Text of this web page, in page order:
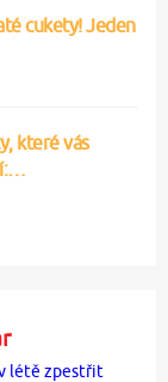
cukety! Jeden
které vás